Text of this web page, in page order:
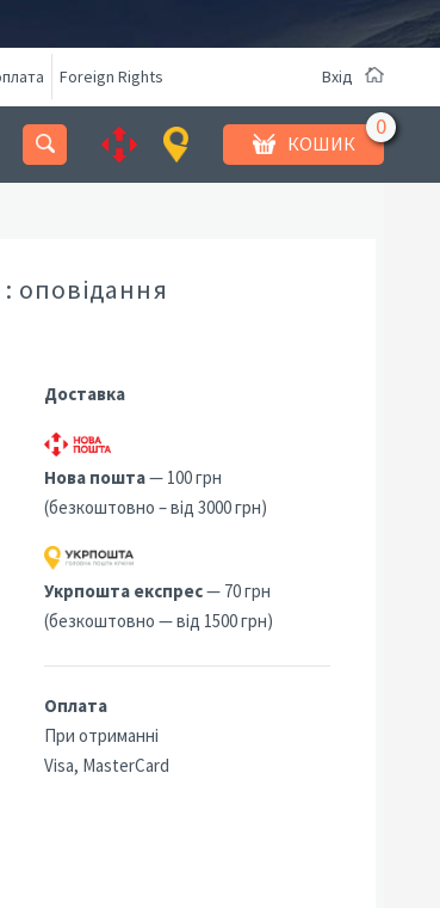
Foreign Rights Вхід
КОШИК
оповідання
Доставка
Нова пошта— 100 грн
(безкоштовно – від 3000 грн)
Укрпошта експрес— 70 грн
(безкоштовно — від 1500 грн)
Оплата
При отриманні
Visa, MasterCard